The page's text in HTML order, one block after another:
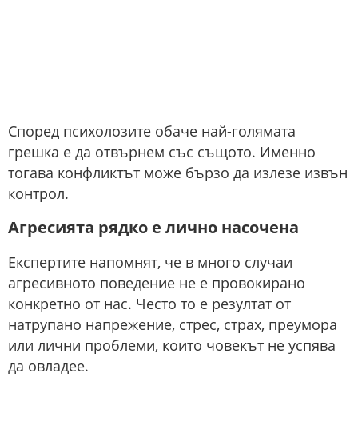
Според психолозите обаче най-голямата
грешка е да отвърнем със същото. Именно
тогава конфликтът може бързо да излезе извън
контрол.
Агресията рядко е лично насочена
Експертите напомнят, че в много случаи
агресивното поведение не е провокирано
конкретно от нас. Често то е резултат от
натрупано напрежение, стрес, страх, преумора
или лични проблеми, които човекът не успява
да овладее.